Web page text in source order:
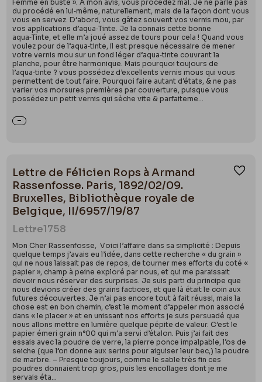
Femme en buste ». À mon avis, vous procédez mal. Je ne parle pas
du procédé en lui‑même, naturellement, mais de la façon dont vous
vous en servez. D’abord, vous gâtez souvent vos vernis mou, par
vos applications d’aqua‑Tinte. Je la connais cette bonne
aqua‑Tinte, et elle m’a joué assez de tours pour cela ! Quand vous
voulez pour de l’aqua‑tinte, il est presque nécessaire de mener
votre vernis mou sur un fond léger d’aqua‑tinte couvrant la
planche, pour être harmonique. Mais pourquoi toujours de
l’aqua‑tinte ? vous possédez d’excellents vernis mous qui vous
permettent de tout faire. Pourquoi faire autant d’états, & ne pas
varier vos morsures premières par couverture, puisque vous
possédez un petit vernis qui sèche vite & parfaiteme...
Lettre de Félicien Rops à Armand
Rassenfosse. Paris, 1892/02/09.
Bruxelles, Bibliothèque royale de
Belgique, II/6957/19/87
Lettre1758
Mon Cher Rassenfosse, Voici l’affaire dans sa simplicité : Depuis
quelque temps j’avais eu l’idée, dans cette recherche « du grain »
qui ne nous laissait pas de repos, de tourner mes efforts du coté «
papier », champ à peine exploré par nous, et qui me paraissait
devoir nous réserver des surprises. Je suis parti du principe que
nous devions créer des grains factices, et que là était le coin aux
futures découvertes. Je n’ai pas encore tout à fait réussi, mais la
chose est en bon chemin, c’est le moment d’appeler mon associé
dans « le placer » et en unissant nos efforts je suis persuadé que
nous allons mettre en lumière quelque pépite de valeur. C’est le
papier émeri grain n°00 qui m’a servi d’étalon. Puis j’ai fait des
essais avec la poudre de verre, la pierre ponce impalpable, l’os de
seiche (que l’on donne aux serins pour aiguiser leur bec,) la poudre
de marbre. – Presque toujours, comme le sable très fin ces
poudres donnaient trop gros, puis les encollages dont je me
servais éta...